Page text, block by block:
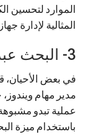
الموارد لتحسين
المثالية لإدارة
3- البحث عبر الإنترنت
في بعض الأحيان،
مدير مهام
عملية تبدو
باستخدام ميزة